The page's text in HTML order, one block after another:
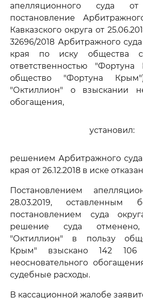
апелляционного суда
постановление
Кавказского округа от
32696/2018 Арбитражного
края по иску общества с
ответственностью
общество "Фортуна
"Октиллион" о взыскании
обогащения,
установил:
решением Арбитражного суда
края от 26.12.2018 в иске
Постановлением
28.03.2019, оставленным
постановлением суда
решение суда
"Октиллион" в пользу
Крым" взыскано 142
неосновательного
судебные расходы.
В кассационной жалобе